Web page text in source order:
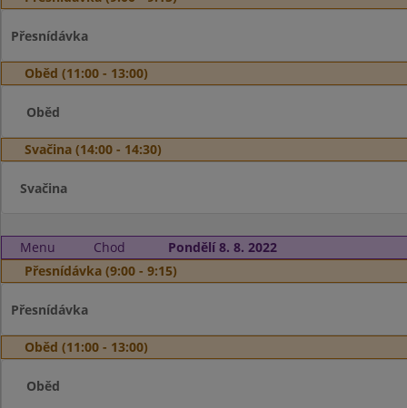
Přesnídávka
Oběd (11:00 - 13:00)
Oběd
Svačina (14:00 - 14:30)
Svačina
Menu Chod
Pondělí 8. 8. 2022
Přesnídávka (9:00 - 9:15)
Přesnídávka
Oběd (11:00 - 13:00)
Oběd